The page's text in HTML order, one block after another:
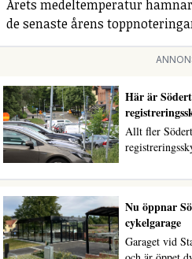
Årets medeltemperatur
de senaste årens
Här är
Allt fler
Nu öppnar
cykelgarage
Garaget vid